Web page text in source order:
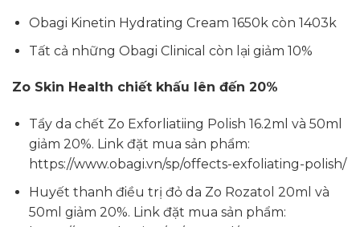
Obagi Kinetin Hydrating Cream 1650k còn 1403k
Tất cả những Obagi Clinical còn lại giảm 10%
Zo Skin Health chiết khấu lên đến 20%
Tẩy da chết Zo Exforliatiing Polish 16.2ml và 50ml
giảm 20%. Link đặt mua sản phẩm:
https://www.obagi.vn/sp/offects-exfoliating-polish/
Huyết thanh điều trị đỏ da Zo Rozatol 20ml và
50ml giảm 20%. Link đặt mua sản phẩm: